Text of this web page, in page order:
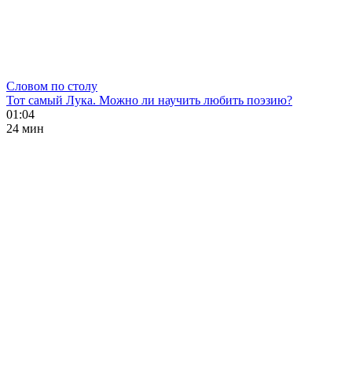
Словом по столу
Тот самый Лука. Можно ли научить любить поэзию?
01:04
24 мин